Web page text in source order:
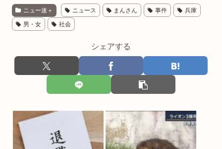
ニュー速＋ ニュース まんさん 事件 兵庫
男・女 社会
シェアする